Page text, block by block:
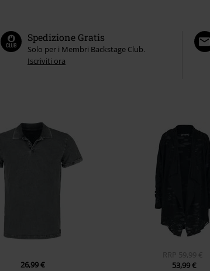
Spedizione Gratis
Solo per i Membri Backstage Club.
Iscriviti ora
26,99 €
RRP 59,99 €
53,99 €